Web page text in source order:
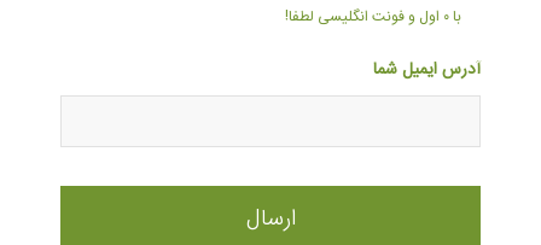
با ۰ اول و فونت انگلیسی لطفا!
آدرس ایمیل شما